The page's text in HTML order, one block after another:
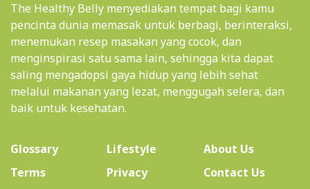
The Healthy Belly menyediakan tempat bagi kamu
pencinta dunia memasak untuk berbagi, berinteraksi,
menemukan resep masakan yang cocok, dan
menginspirasi satu sama lain, sehingga kita dapat
saling mengadopsi gaya hidup yang lebih sehat
melalui makanan yang lezat, menggugah selera, dan
baik untuk kesehatan.
Glossary Lifestyle About Us(current)
Terms
Privacy Contact Us